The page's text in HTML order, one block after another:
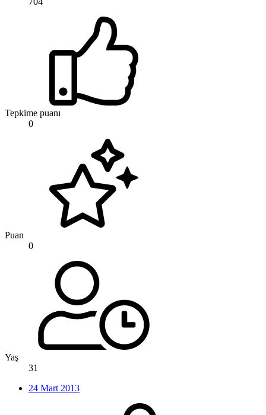
Tepkime puanı
0
Puan
0
Yaş
31
24 Mart 2013